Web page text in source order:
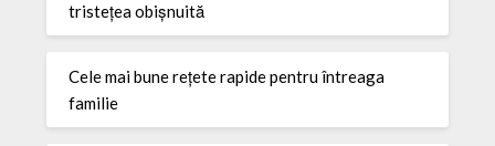
tristețea obișnuită
Cele mai bune rețete rapide pentru întreaga
familie